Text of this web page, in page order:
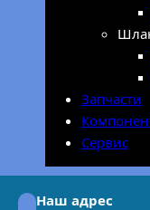
Запчасти
Сервис
Наш адрес